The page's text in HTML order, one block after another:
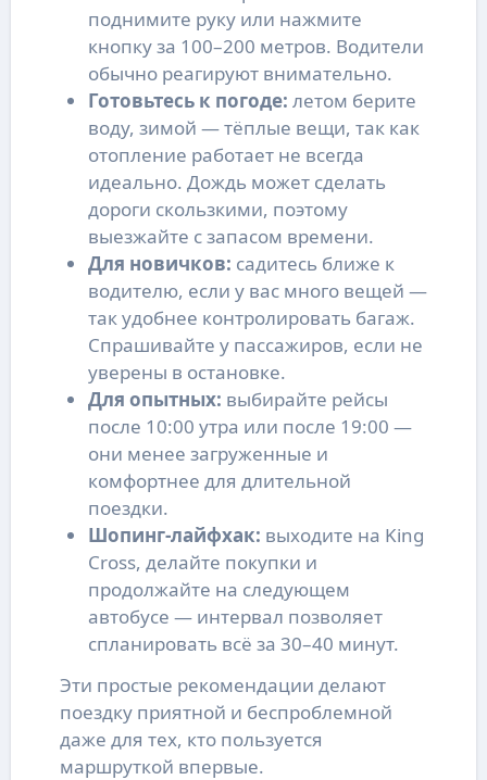
поднимите руку или нажмите
кнопку за 100–200 метров. Водители
обычно реагируют внимательно.
Готовьтесь к погоде: летом берите
воду, зимой — тёплые вещи, так как
отопление работает не всегда
идеально. Дождь может сделать
дороги скользкими, поэтому
выезжайте с запасом времени.
Для новичков: садитесь ближе к
водителю, если у вас много вещей —
так удобнее контролировать багаж.
Спрашивайте у пассажиров, если не
уверены в остановке.
Для опытных: выбирайте рейсы
после 10:00 утра или после 19:00 —
они менее загруженные и
комфортнее для длительной
поездки.
Шопинг-лайфхак: выходите на King
Cross, делайте покупки и
продолжайте на следующем
автобусе — интервал позволяет
спланировать всё за 30–40 минут.
Эти простые рекомендации делают
поездку приятной и беспроблемной
даже для тех, кто пользуется
маршруткой впервые.